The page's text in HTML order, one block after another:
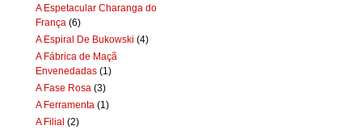
A Espetacular Charanga do
França (6)
A Espiral De Bukowski (4)
A Fábrica de Maçã
Envenedadas (1)
A Fase Rosa (3)
A Ferramenta (1)
A Filial (2)